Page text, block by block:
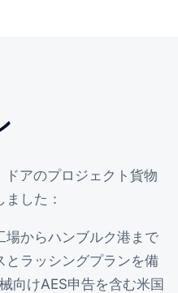
アのプロジェクト貨物
した：
場からハンブルク港まで
とラッシングプランを備
向けAES申告を含む米国